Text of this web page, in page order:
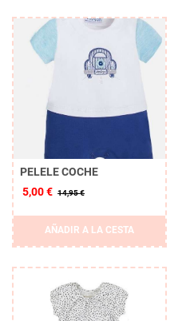
PELELE COCHE
5,00 € 14,95 €
AÑADIR A LA CESTA